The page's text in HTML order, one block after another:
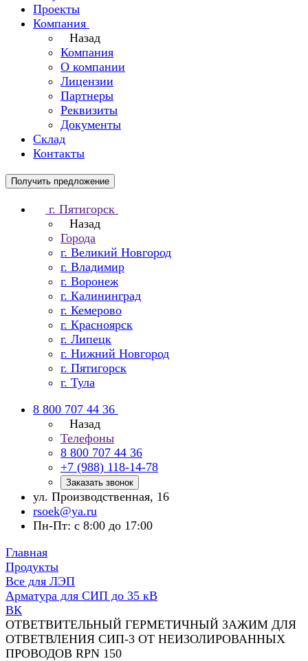
Проекты
Компания
Назад
Компания
О компании
Лицензии
Партнеры
Реквизиты
Документы
Склад
Контакты
Получить предложение
г. Пятигорск
Назад
Города
г. Великий Новгород
г. Владимир
г. Воронеж
г. Калининград
г. Кемерово
г. Красноярск
г. Липецк
г. Нижний Новгород
г. Пятигорск
г. Тула
8 800 707 44 36
Назад
Телефоны
8 800 707 44 36
+7 (988) 118-14-78
Заказать звонок
ул. Производственная, 16
rsoek@ya.ru
Пн-Пт: с 8:00 до 17:00
Главная
Продукты
Все для ЛЭП
Арматура для СИП до 35 кВ
ВК
ОТВЕТВИТЕЛЬНЫЙ ГЕРМЕТИЧНЫЙ ЗАЖИМ ДЛЯ
ОТВЕТВЛЕНИЯ СИП-3 ОТ НЕИЗОЛИРОВАННЫХ
ПРОВОДОВ RPN 150